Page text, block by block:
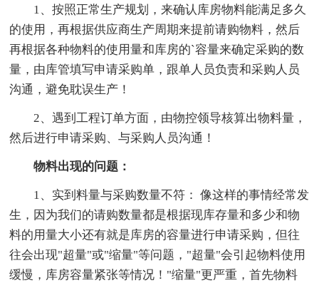
1、按照正常生产规划，来确认库房物料能满足多久
的使用，再根据供应商生产周期来提前请购物料，然后
再根据各种物料的使用量和库房的`容量来确定采购的数
量，由库管填写申请采购单，跟单人员负责和采购人员
沟通，避免耽误生产！
2、遇到工程订单方面，由物控领导核算出物料量，
然后进行申请采购、与采购人员沟通！
物料出现的问题：
1、实到料量与采购数量不符： 像这样的事情经常发
生，因为我们的请购数量都是根据现库存量和多少和物
料的用量大小还有就是库房的容量进行申请采购，但往
往会出现"超量"或"缩量"等问题，"超量"会引起物料使用
缓慢，库房容量紧张等情况！"缩量"更严重，首先物料